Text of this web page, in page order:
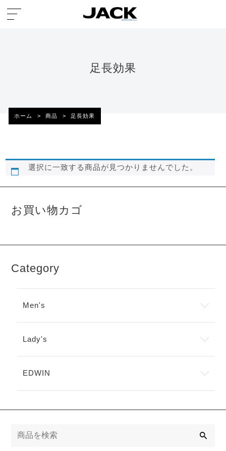
足長効果
ホーム > 商品 > 足長効果
選択に一致する商品が見つかりませんでした。
お買い物カゴ
Category
Men's
Lady's
EDWIN